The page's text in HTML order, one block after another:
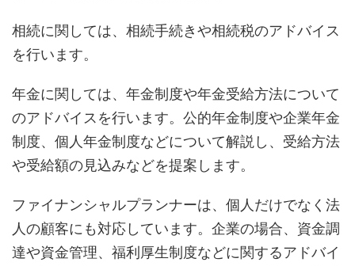
相続に関しては、相続手続きや相続税のアドバイス
を行います。
年金に関しては、年金制度や年金受給方法について
のアドバイスを行います。公的年金制度や企業年金
制度、個人年金制度などについて解説し、受給方法
や受給額の見込みなどを提案します。
ファイナンシャルプランナーは、個人だけでなく法
人の顧客にも対応しています。企業の場合、資金調
達や資金管理、福利厚生制度などに関するアドバイ